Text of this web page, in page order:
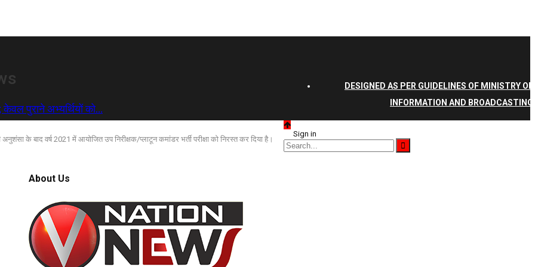
केवल पुराने अभ्यर्थियों को…
के बाद वर्ष 2021 में आयोजित उप निरीक्षक/प्लाटून कमांडर भर्ती परीक्षा को निरस्त कर दिया है।
About Us
DESIGNED AS PER GUIDELINES OF MINISTRY OF
INFORMATION AND BROADCASTING
Sign in